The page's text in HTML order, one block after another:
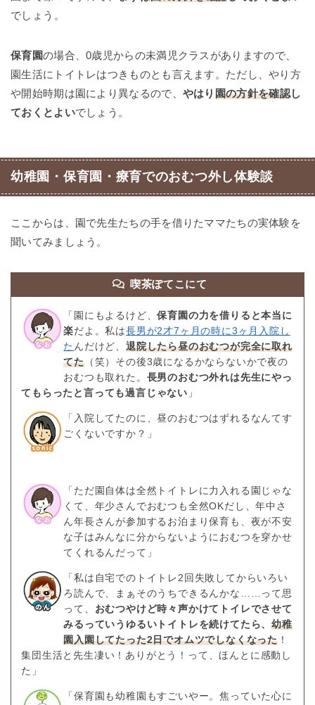
でしょう。
保育園の場合、0歳児からの未満児クラスがありますので、
園生活にトイトレはつきものとも言えます。ただし、やり方
や開始時期は園により異なるので、 やはり 園の方針を確認し
ておくとよいでしょう。
幼稚園・保育園・療育でのおむつ外し体験談
ここからは、園で先生たちの手を借りたママたちの実体験を
聞いてみましょう。
喫茶ぽてこにて
「園にもよるけど、保育園の力を借りると本当に
楽だよ。私は長男が2才7ヶ月の時に3ヶ月入院し
た んだけど、退院したら昼のおむつが完全に取れ
てた（笑）その後3歳になるかならないかで夜の
おむつも取れた。 長男のおむつ外れは先生にやっ
てもらったと言っても過言じゃない 」
「入院してたのに、昼のおむつはずれるなんてす
ごくないですか？」
「ただ園自体は全然トイトレに力入れる園じゃな
くて、年少さんでおむつも全然OKだし、年中さ
ん年長さんが参加するお泊まり保育も、夜が不安
な子はみんなに分からないようにおむつを穿かせ
てくれるんだって」
「私は自宅でのトイトレ2回失敗してからいろい
ろ読んで、まぁそのうちできるんかな……って思
って、 おむつやけど時々声かけてトイレでさせて
みるっていうゆるいトイトレを続けてたら、幼稚
園入園してたった2日でオムツでしなくなった ！
集団生活と先生凄い！ありがとう！って、ほんとに感動し
た」
「保育園も幼稚園もすごいやー。焦っていた心に